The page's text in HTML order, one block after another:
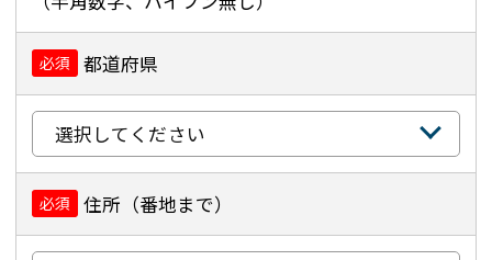
必須 都道府県
必須 住所（番地まで）